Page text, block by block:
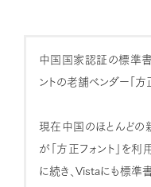
中国国家認証の標準
ントの老舗ベンダー「方
現在中国のほとんどの
が「方正フォント」を
に続き、Vistaにも標準